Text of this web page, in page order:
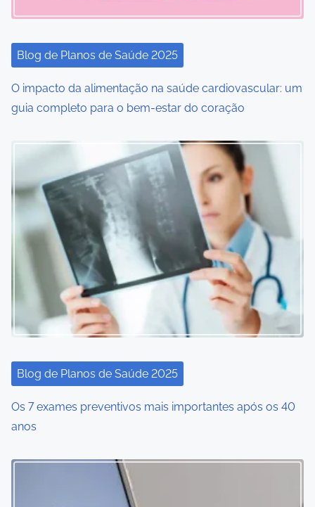
i
o
n
Blog de Planos de Saúde 2025
O impacto da alimentação na saúde cardiovascular: um
guia completo para o bem-estar do coração
Blog de Planos de Saúde 2025
Os 7 exames preventivos mais importantes após os 40
anos